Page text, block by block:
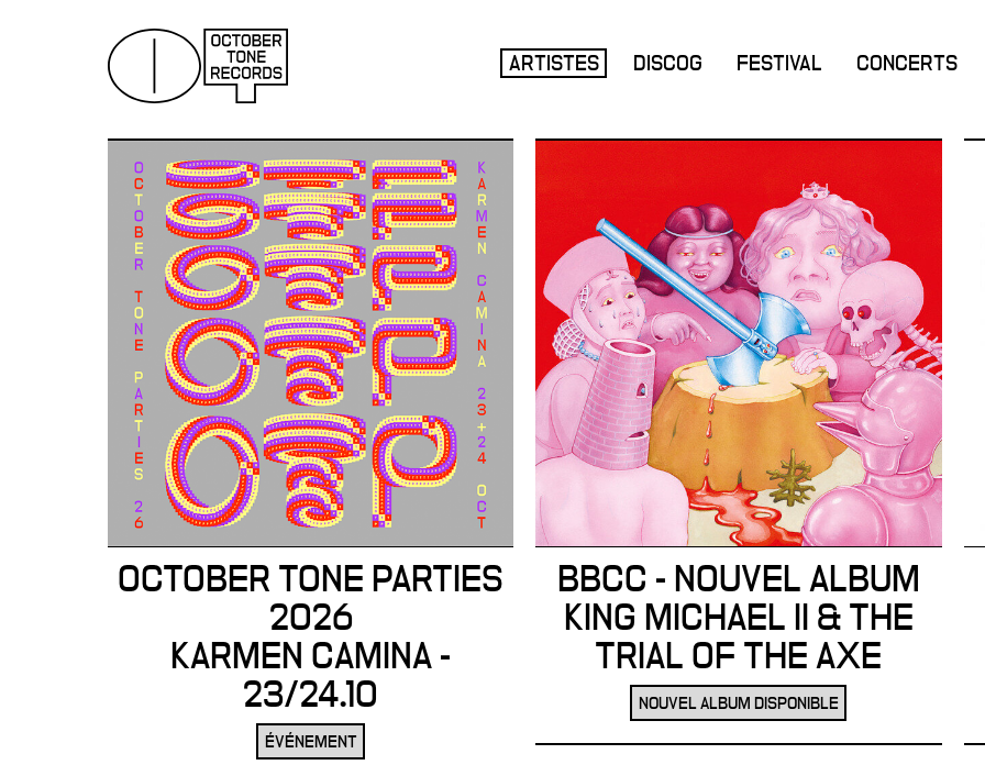
ARTISTES DISCOG FESTIVAL CONCERTS
OCTOBER TONE PARTIES
2026
KARMEN CAMINA -
23/24.10
ÉVÉNEMENT
BBCC - NOUVEL ALBUM
KING MICHAEL II & THE
TRIAL OF THE AXE
NOUVEL ALBUM DISPONIBLE